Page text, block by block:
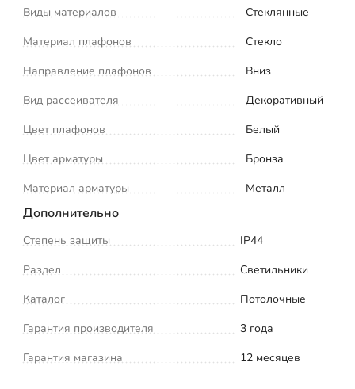
Виды материалов
Стеклянные
Материал плафонов
Стекло
Направление плафонов
Вниз
Вид рассеивателя
Декоративный
Цвет плафонов
Белый
Цвет арматуры
Бронза
Материал арматуры
Металл
Дополнительно
Степень защиты
IP44
Раздел
Светильники
Каталог
Потолочные
Гарантия производителя
3 года
Гарантия магазина
12 месяцев